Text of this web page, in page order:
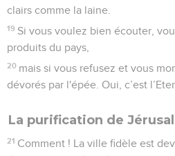
clairs comme la laine.
19 Si vous voulez bien écouter,
produits du pays,
20 mais si vous refusez et vous
dévorés par l'épée. Oui, c’est
La purification de
21 Comment ! La ville fidèle est